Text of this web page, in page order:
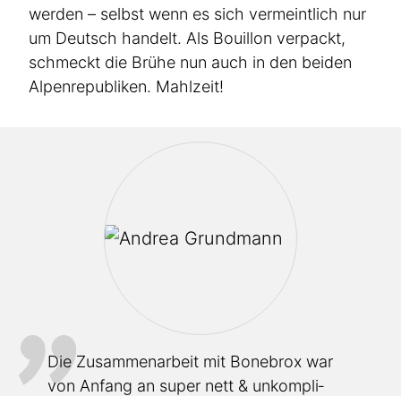
werden – selbst wenn es sich vermeintlich nur
um Deutsch handelt. Als Bouillon verpackt,
schmeckt die Brühe nun auch in den beiden
Alpen­re­pu­bliken. Mahlzeit!
Die Zusam­me­n­a­rbeit mit Bonebrox war
von Anfang an super nett & unkom­pli­